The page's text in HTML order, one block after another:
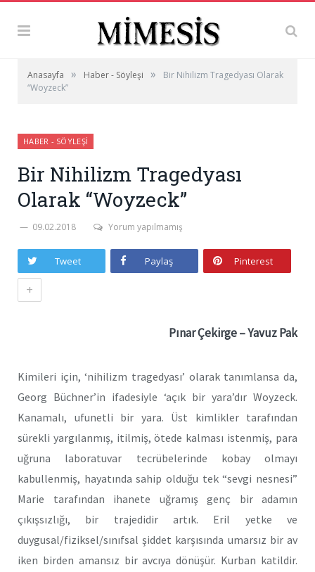
Anasayfa » Haber - Söyleşi »
Bir Nihilizm Tragedyası Olarak
“Woyzeck”
HABER - SÖYLEŞI
Bir Nihilizm Tragedyası
Olarak “Woyzeck”
09.02.2018 Yorum yapılmamış
Tweet Paylaş Pinterest
+
Pınar Çekirge – Yavuz Pak
Kimileri için, ‘nihilizm tragedyası’ olarak tanımlansa da,
Georg Büchner’in ifadesiyle ‘açık bir yara’dır Woyzeck.
Kanamalı, ufunetli bir yara. Üst kimlikler tarafından
sürekli yargılanmış, itilmiş, ötede kalması istenmiş, para
uğruna laboratuvar tecrübelerinde kobay olmayı
kabullenmiş, hayatında sahip olduğu tek “sevgi nesnesi”
Marie tarafından ihanete uğramış genç bir adamın
çıkışsızlığı, bir trajedidir artık. Eril yetke ve
duygusal/fiziksel/sınıfsal şiddet karşısında umarsız bir av
iken birden amansız bir avcıya dönüşür. Kurban katildir.